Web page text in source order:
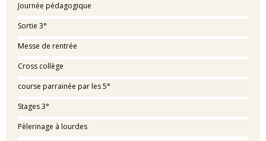
Journée pédagogique
Sortie 3°
Messe de rentrée
Cross collège
course parrainée par les 5°
Stages 3°
Pèlerinage à lourdes